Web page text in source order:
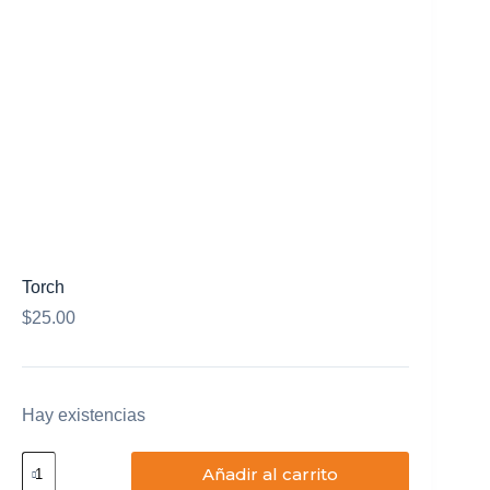
Torch
$25.00
Hay existencias
Torch
cantidad
Añadir al carrito